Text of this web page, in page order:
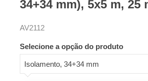
34+34 mm), 5x5 m, 25
AV2112
Selecione a opção do produto
Isolamento, 34+34 mm